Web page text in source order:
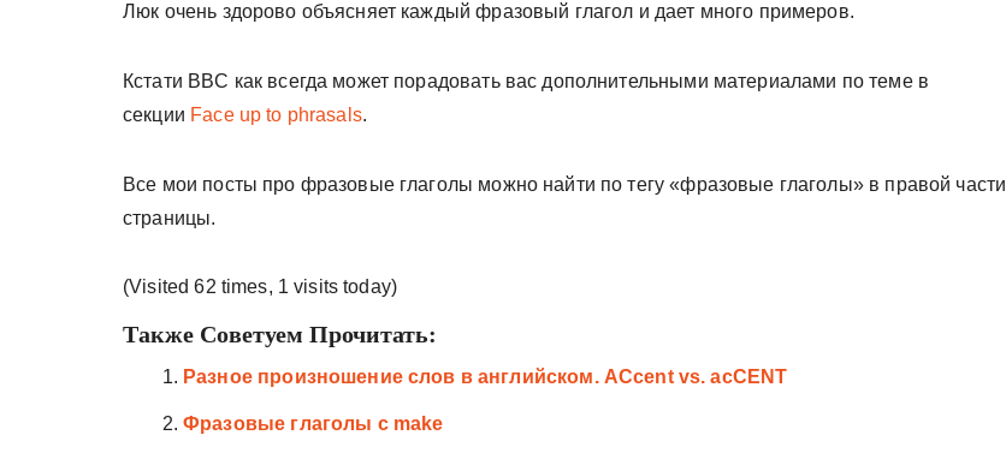
Люк очень здорово объясняет каждый фразовый глагол и дает много примеров.
Кстати BBC как всегда может порадовать вас дополнительными материалами по теме в
секции Face up to phrasals.
Все мои посты про фразовые глаголы можно найти по тегу «фразовые глаголы» в правой части
страницы.
(Visited 62 times, 1 visits today)
Также Советуем Прочитать:
Разное произношение слов в английском. ACcent vs. acCENT
Фразовые глаголы с make